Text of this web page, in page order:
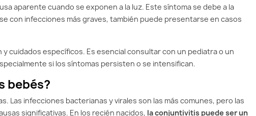
aparente cuando se exponen a la luz. Este síntoma se debe a la
con infecciones más graves, también puede presentarse en casos
cuidados específicos. Es esencial consultar con un pediatra o un
si los síntomas persisten o se intensifican.
bebés?
Las infecciones bacterianas y virales son las más comunes, pero las
significativas. En los recién nacidos, la conjuntivitis puede ser un